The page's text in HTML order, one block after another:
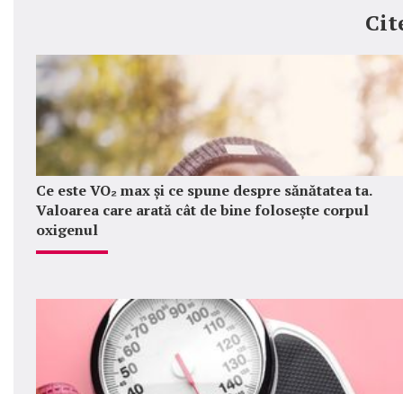
Ce este VO₂ max și ce spune despre sănătatea ta.
Valoarea care arată cât de bine folosește corpul
oxigenul